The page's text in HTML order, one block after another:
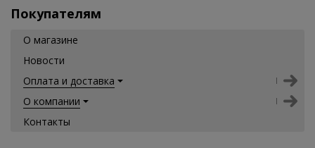
Покупателям
О магазине
Новости
Оплата и доставка
О компании
Контакты